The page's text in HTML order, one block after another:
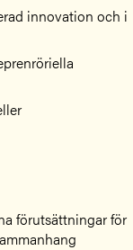
innovation och i
förutsättningar för